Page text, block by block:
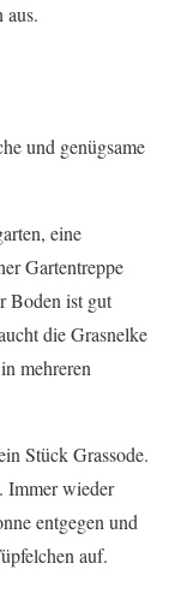
aus.
und genügsame
eine
Gartentreppe
Boden ist gut
die Grasnelke
mehreren
Stück Grassode.
Immer wieder
entgegen und
auf.